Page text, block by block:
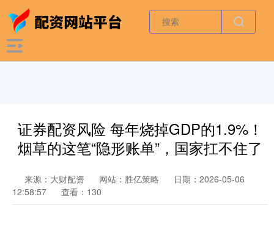
证券配资风险 每年烧掉GDP的1.9%！
烟草的这笔“隐形账单”，国家扛不住了
来源：大财配资 网站：胜亿策略
日期：2026-05-06
12:58:57
查看：130